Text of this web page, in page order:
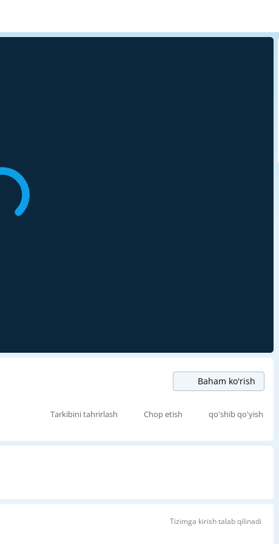
Baham ko'rish
Tarkibini tahrirlash Chop etish qo'shib qo'yish
Tizimga kirish talab qilinadi